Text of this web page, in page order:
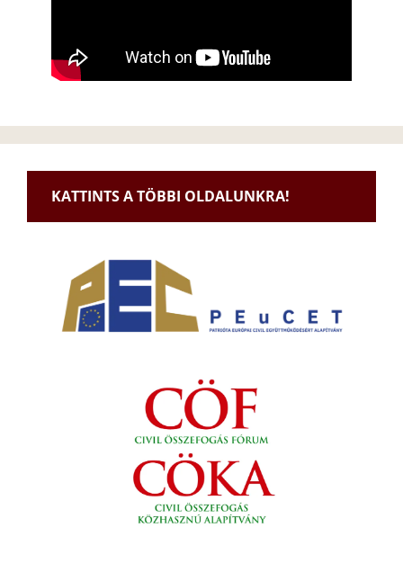
KATTINTS A TÖBBI OLDALUNKRA!